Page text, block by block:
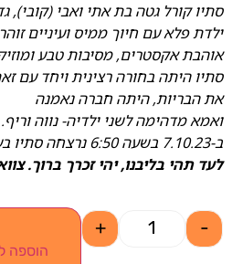
סתיו קורל גטה בת אתי ואבי (קובי),
ילדת פלא עם חיוך ממיס ועיניים
אוהבת אקסטרים, מסיבות טבע
סתיו היתה בחורה רצינית ויחד עם
את הבריות, היתה חברה נאמנה
ואמא מדהימה לשני ילדיה- נווה וריף.
ב-7.10.23 בשעה 6:50 נרצחה סתיו בעיקול מפלסים.
לעד תהי בליבנו, יהי זכרך ברוך.
-
+
הוספה